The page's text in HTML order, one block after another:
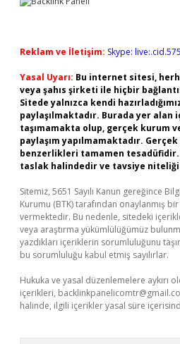
Reklam ve İletişim: Skype:
Yasal Uyarı: Bu internet sitesi,
veya şahıs şirketi ile hiçbir
Sitede yalnızca kendi
paylaşılmaktadır. Burada yer
taşımamakta olup, gerçek kurum
paylaşım yapılmamaktadır.
benzerlikleri tamamen
taslak halindedir ve tavsiye niteliği
Sitemiz, 5651 Sayılı Kanun gereğince
Kurumu (BTK) tarafından onaylanmış
vermektedir. Bu nedenle, sitedeki
veya araştırma yükümlülüğümüz
yazdıkları içeriklerin sorumluluğunu
bu sorumluluğu kabul etmiş sayılırlar.
Hukuka ve yasal düzenlemelere aykırı
içerikleri,
halinde, ilgili içerikler yasal süre